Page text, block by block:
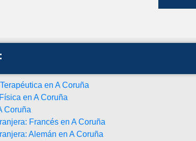
en A Coruña
en A Coruña
Coruña
Francés en A Coruña
Alemán en A Coruña